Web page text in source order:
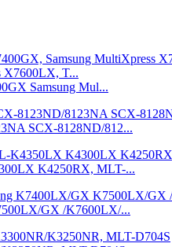
Samsung Mul...
SCX-8128ND/812...
K4250RX, MLT-...
GX /K7600LX/...